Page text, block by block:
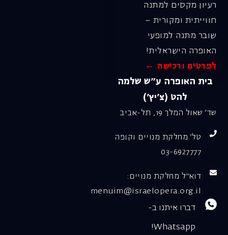
רעיון מקסים למתנה
חווייתית ומקורית –
שובר מתנה למופעי
האופרה הישראלית!
לפרטים ורכישה ←
בית האופרה ע״ש שלמה
להט (צ׳יץ׳)
שד׳ שאול המלך 19, תל-אביב
טל׳ מחלקת מנויים וקופה
03-6927777
דוא"ל מחלקת מנויים:
menuim@israelopera.org.il
דברו איתנו ב-
Whatsapp!